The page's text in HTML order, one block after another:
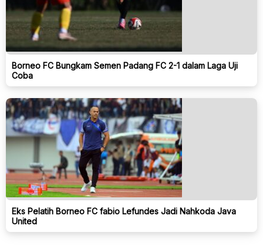
Borneo FC Bungkam Semen Padang FC 2-1 dalam Laga Uji
Coba
Eks Pelatih Borneo FC fabio Lefundes Jadi Nahkoda Java
United